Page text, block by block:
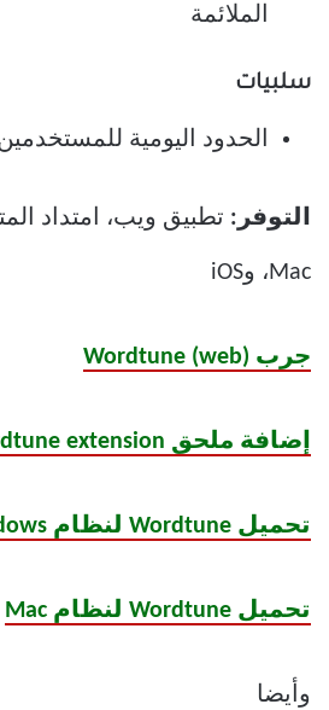
الملائمة
سلبيات
الحدود اليومية
التوفر:
Mac، وiOS
جرب Wordtune (web)
إضافة ملحق Wordtune extension
تحميل Wordtune لنظام Windows
تحميل Wordtune لنظام Mac
وأيضا